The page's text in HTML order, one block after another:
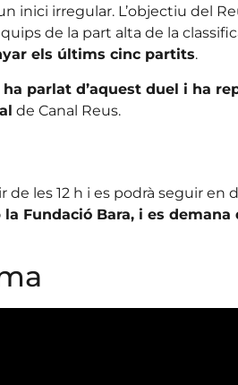
inici irregular. L’objectiu del
de la part alta de la
els últims cinc partits.
ha parlat d’aquest duel i ha
de Canal Reus.
de les 12 h i es podrà seguir en
Fundació Bara, i es demana